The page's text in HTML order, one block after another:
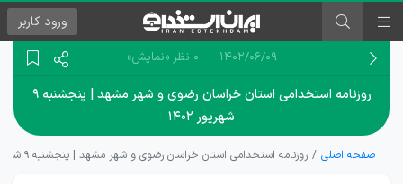
ورود کاربر
۱۴۰۲/۰۶/۰۹ 0 نظر «نمایش»
روزنامه استخدامی استان خراسان رضوی و شهر مشهد | پنجشنبه ۹
شهریور ۱۴۰۲
صفحه اصلی روزنامه استخدامی استان خراسان رضوی و شهر مشهد | پنجشنبه ۹ شهریور ۱۴۰۲